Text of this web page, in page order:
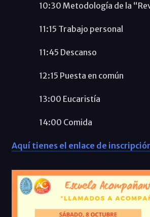
10:30 Metodología de la
11:15 Trabajo personal
11:45 Descanso
12:15 Puesta en común
13:00 Eucaristía
14:00 Comida
Aquí tienes el enlace de